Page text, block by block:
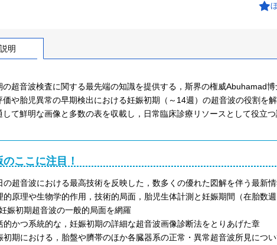
明
の超音波検査に関する最先端の知識を提供する，斯界の権威Abuhamad
価や胎児異常の早期検出における妊娠初期（～14週）の超音波の役割を
して鮮明な画像と多数の表を収載し，日常臨床診療リソースとして役立
のここに注目！
の超音波における最高技術を反映した，数多くの優れた図解を伴う最新
的原理や生物学的作用，技術的局面，胎児生体計測と妊娠期間（在胎数
娠初期超音波の一般的局面を網羅
的かつ系統的な，妊娠初期の詳細な超音波画像診断法をとりあげた章
初期における，胎盤や臍帯のほか各臓器系の正常・異常超音波所見につ